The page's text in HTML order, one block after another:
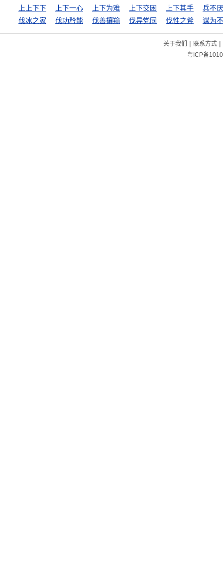
上上下下 上下一心 上下为难 上下交困 上下其手
兵不
伐冰之家
伐功矜能 伐善攘羭 伐异党同 伐性之斧 谋为
关于我们 | 联系方式|
粤ICP备